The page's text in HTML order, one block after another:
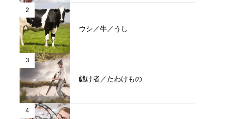
2
ウシ／牛／うし
3
戯け者／たわけもの
4